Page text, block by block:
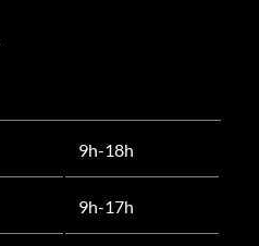
9h-18h
9h-17h